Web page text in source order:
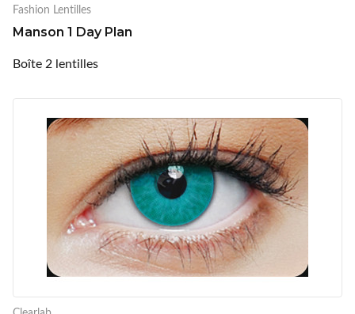
Fashion Lentilles
Manson 1 Day Plan
Boîte 2 lentilles